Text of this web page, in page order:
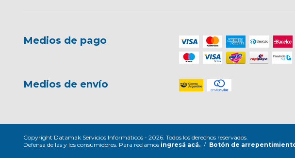
Medios de pago
Medios de envío
Copyright Datamak Servicios Informáticos - 2026. Todos los derechos reservados.
Defensa de las y los consumidores. Para reclamos ingresá acá. / Botón de